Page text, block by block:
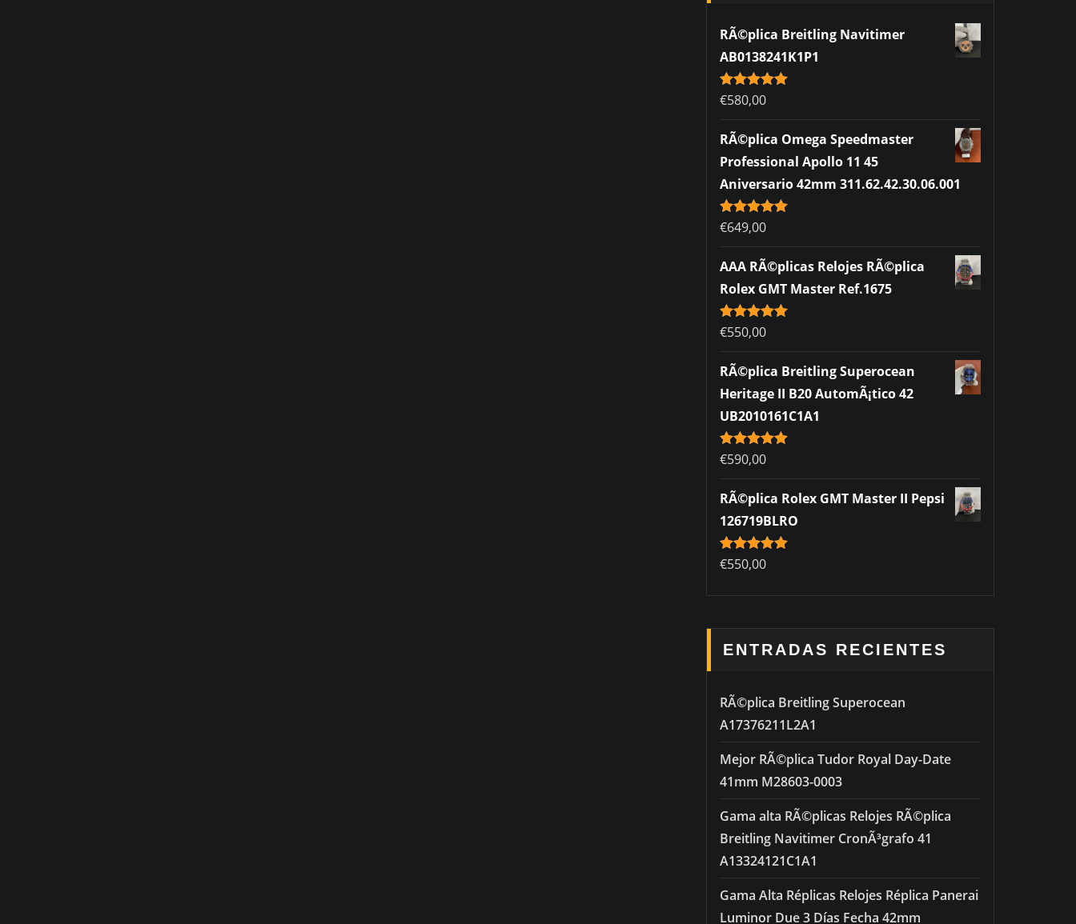
RÃ©plica Breitling Navitimer
AB0138241K1P1
Rated5.00
out of 5
€580,00
RÃ©plica Omega Speedmaster
Professional Apollo 11 45
Aniversario 42mm 311.62.42.30.06.001
Rated5.00
out of 5
€649,00
AAA RÃ©plicas Relojes RÃ©plica
Rolex GMT Master Ref.1675
Rated5.00
out of 5
€550,00
RÃ©plica Breitling Superocean
Heritage II B20 AutomÃ¡tico 42
UB2010161C1A1
Rated5.00
out of 5
€590,00
RÃ©plica Rolex GMT Master II Pepsi
126719BLRO
Rated5.00
out of 5
€550,00
ENTRADAS RECIENTES
RÃ©plica Breitling Superocean
A17376211L2A1
Mejor RÃ©plica Tudor Royal Day-Date
41mm M28603-0003
Gama alta RÃ©plicas Relojes RÃ©plica
Breitling Navitimer CronÃ³grafo 41
A13324121C1A1
Gama Alta Réplicas Relojes Réplica Panerai
Luminor Due 3 Días Fecha 42mm